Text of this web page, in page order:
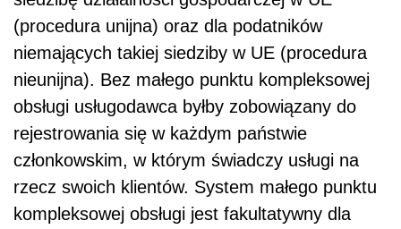
(procedura unijna) oraz dla podatników
niemających takiej siedziby w UE (procedura
nieunijna). Bez małego punktu kompleksowej
obsługi usługodawca byłby zobowiązany do
rejestrowania się w każdym państwie
członkowskim, w którym świadczy usługi na
rzecz swoich klientów. System małego punktu
kompleksowej obsługi jest fakultatywny dla